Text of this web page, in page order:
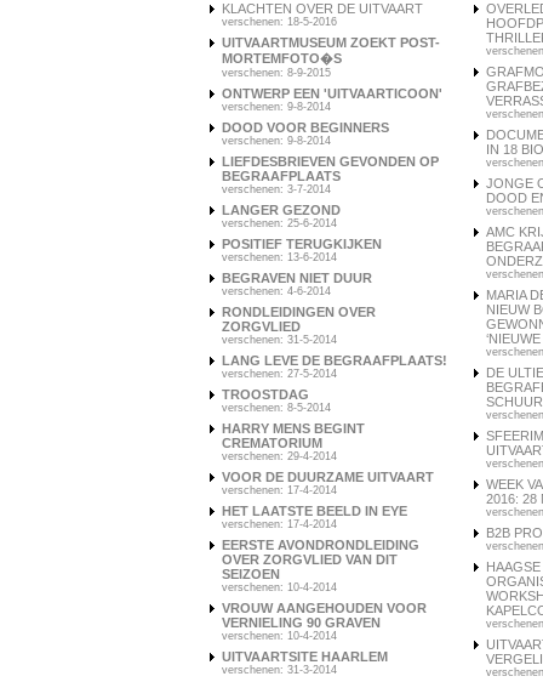
KLACHTEN OVER DE UITVAART
verschenen: 18-5-2016
UITVAARTMUSEUM ZOEKT POST-
MORTEMFOTO�S
verschenen: 8-9-2015
ONTWERP EEN 'UITVAARTICOON'
verschenen: 9-8-2014
DOOD VOOR BEGINNERS
verschenen: 9-8-2014
LIEFDESBRIEVEN GEVONDEN OP
BEGRAAFPLAATS
verschenen: 3-7-2014
LANGER GEZOND
verschenen: 25-6-2014
POSITIEF TERUGKIJKEN
verschenen: 13-6-2014
BEGRAVEN NIET DUUR
verschenen: 4-6-2014
RONDLEIDINGEN OVER
ZORGVLIED
verschenen: 31-5-2014
LANG LEVE DE BEGRAAFPLAATS!
verschenen: 27-5-2014
TROOSTDAG
verschenen: 8-5-2014
HARRY MENS BEGINT
CREMATORIUM
verschenen: 29-4-2014
VOOR DE DUURZAME UITVAART
verschenen: 17-4-2014
HET LAATSTE BEELD IN EYE
verschenen: 17-4-2014
EERSTE AVONDRONDLEIDING
OVER ZORGVLIED VAN DIT
SEIZOEN
verschenen: 10-4-2014
VROUW AANGEHOUDEN VOOR
VERNIELING 90 GRAVEN
verschenen: 10-4-2014
UITVAARTSITE HAARLEM
verschenen: 31-3-2014
IN 18
JONGE
DOOD
AMC
MARIA
NIEUW
DE
WEEK
2016: 28
B2B